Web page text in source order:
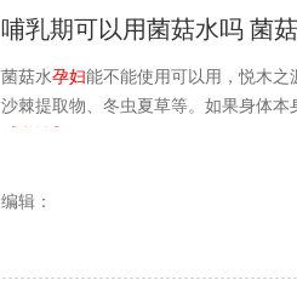
哺乳期可以用菌菇水吗 菌
菌菇水孕妇能不能使用可以用，悦木之
沙棘提取物、冬虫夏草等。如果身体
编辑：